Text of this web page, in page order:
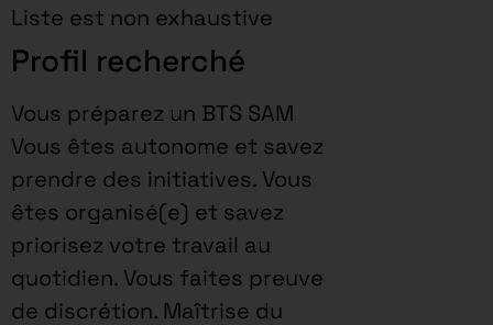
Liste est non exhaustive
Profil recherché
Vous préparez un BTS SAM
Vous êtes autonome et savez
prendre des initiatives. Vous
êtes organisé(e) et savez
priorisez votre travail au
quotidien. Vous faites preuve
de discrétion. Maîtrise du